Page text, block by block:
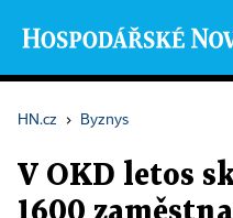
HN.cz › Byznys
V OKD letos